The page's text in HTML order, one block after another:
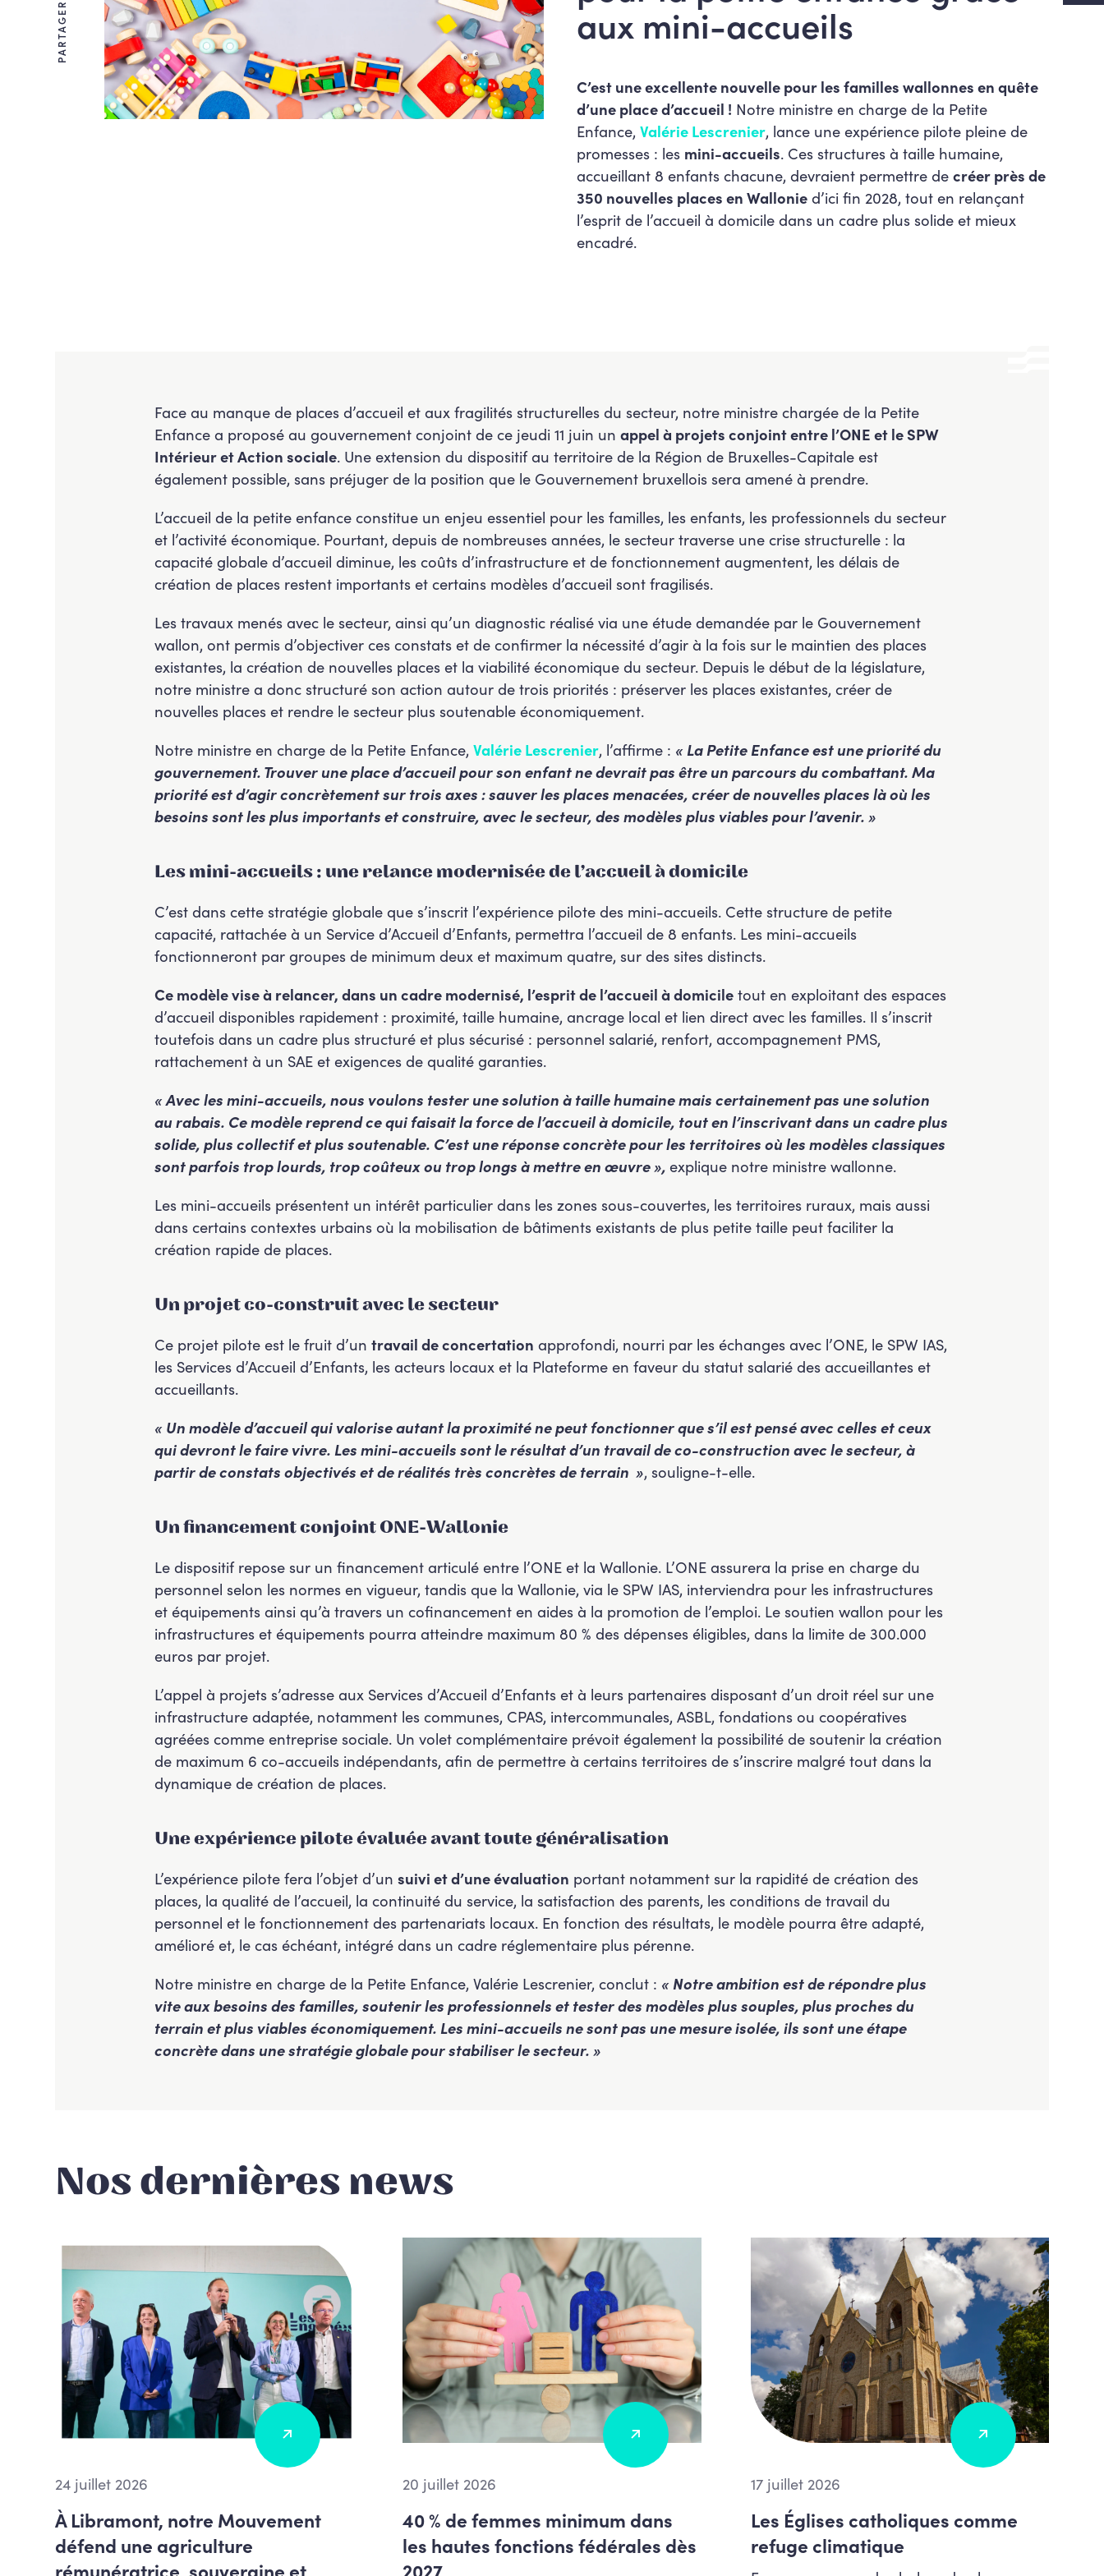
PARTAGER aux mini-accueils
C’est une excellente nouvelle pour les familles wallonnes en quête
d’une place d’accueil ! Notre ministre en charge de la Petite
Enfance, Valérie Lescrenier, lance une expérience pilote pleine de
promesses : les mini-accueils. Ces structures à taille humaine,
accueillant 8 enfants chacune, devraient permettre decréer près de
350 nouvelles places en Wallonied’ici fin 2028, tout en relançant
l’esprit de l’accueil à domicile dans un cadre plus solide et mieux
encadré.
Face au manque de places d’accueil et aux fragilités structurelles du secteur, notre ministre chargée de la Petite
Enfance a proposé au gouvernement conjoint de ce jeudi 11 juin un appel à projets conjoint entre l’ONE et le SPW
Intérieur et Action sociale. Une extension du dispositif au territoire de la Région de Bruxelles-Capitale est
également possible, sans préjuger de la position que le Gouvernement bruxellois sera amené à prendre.
L’accueil de la petite enfance constitue un enjeu essentiel pour les familles, les enfants, les professionnels du secteur
et l’activité économique. Pourtant, depuis de nombreuses années, le secteur traverse une crise structurelle : la
capacité globale d’accueil diminue, les coûts d’infrastructure et de fonctionnement augmentent, les délais de
création de places restent importants et certains modèles d’accueil sont fragilisés.
Les travaux menés avec le secteur, ainsi qu’un diagnostic réalisé via une étude demandée par le Gouvernement
wallon, ont permis d’objectiver ces constats et de confirmer la nécessité d’agir à la fois sur le maintien des places
existantes, la création de nouvelles places et la viabilité économique du secteur. Depuis le début de la législature,
notre ministre a donc structuré son action autour de trois priorités : préserver les places existantes, créer de
nouvelles places et rendre le secteur plus soutenable économiquement.
Notre ministre en charge de la Petite Enfance, Valérie Lescrenier, l’affirme : « La Petite Enfance est une priorité du
gouvernement. Trouver une place d’accueil pour son enfant ne devrait pas être un parcours du combattant. Ma
priorité est d’agir concrètement sur trois axes : sauver les places menacées, créer de nouvelles places là où les
besoins sont les plus importants et construire, avec le secteur, des modèles plus viables pour l’avenir. »
Les mini-accueils : une relance modernisée de l’accueil à domicile
C’est dans cette stratégie globale que s’inscrit l’expérience pilote des mini-accueils. Cette structure de petite
capacité, rattachée à un Service d’Accueil d’Enfants, permettra l’accueil de 8 enfants. Les mini-accueils
fonctionneront par groupes de minimum deux et maximum quatre, sur des sites distincts.
Ce modèle vise à relancer, dans un cadre modernisé, l’esprit de l’accueil à domiciletout en exploitant des espaces
d’accueil disponibles rapidement : proximité, taille humaine, ancrage local et lien direct avec les familles. Il s’inscrit
toutefois dans un cadre plus structuré et plus sécurisé : personnel salarié, renfort, accompagnement PMS,
rattachement à un SAE et exigences de qualité garanties.
« Avec les mini-accueils, nous voulons tester une solution à taille humaine mais certainement pas une solution
au rabais. Ce modèle reprend ce qui faisait la force de l’accueil à domicile, tout en l’inscrivant dans un cadre plus
solide, plus collectif et plus soutenable. C’est une réponse concrète pour les territoires où les modèles classiques
sont parfois trop lourds, trop coûteux ou trop longs à mettre en œuvre »,explique notre ministre wallonne.
Les mini-accueils présentent un intérêt particulier dans les zones sous-couvertes, les territoires ruraux, mais aussi
dans certains contextes urbains où la mobilisation de bâtiments existants de plus petite taille peut faciliter la
création rapide de places.
Un projet co-construit avec le secteur
Ce projet pilote est le fruit d’un travail de concertation approfondi, nourri par les échanges avec l’ONE, le SPW IAS,
les Services d’Accueil d’Enfants, les acteurs locaux et la Plateforme en faveur du statut salarié des accueillantes et
accueillants.
« Un modèle d’accueil qui valorise autant la proximité ne peut fonctionner que s’il est pensé avec celles et ceux
qui devront le faire vivre. Les mini-accueils sont le résultat d’un travail de co-construction avec le secteur, à
partir de constats objectivés et de réalités très concrètes de terrain », souligne-t-elle.
Un financement conjoint ONE-Wallonie
Le dispositif repose sur un financement articulé entre l’ONE et la Wallonie. L’ONE assurera la prise en charge du
personnel selon les normes en vigueur, tandis que la Wallonie, via le SPW IAS, interviendra pour les infrastructures
et équipements ainsi qu’à travers un cofinancement en aides à la promotion de l’emploi. Le soutien wallon pour les
infrastructures et équipements pourra atteindre maximum 80 % des dépenses éligibles, dans la limite de 300.000
euros par projet.
L’appel à projets s’adresse aux Services d’Accueil d’Enfants et à leurs partenaires disposant d’un droit réel sur une
infrastructure adaptée, notamment les communes, CPAS, intercommunales, ASBL, fondations ou coopératives
agréées comme entreprise sociale. Un volet complémentaire prévoit également la possibilité de soutenir la création
de maximum 6 co-accueils indépendants, afin de permettre à certains territoires de s’inscrire malgré tout dans la
dynamique de création de places.
Une expérience pilote évaluée avant toute généralisation
L’expérience pilote fera l’objet d’un suivi et d’une évaluation portant notamment sur la rapidité de création des
places, la qualité de l’accueil, la continuité du service, la satisfaction des parents, les conditions de travail du
personnel et le fonctionnement des partenariats locaux. En fonction des résultats, le modèle pourra être adapté,
amélioré et, le cas échéant, intégré dans un cadre réglementaire plus pérenne.
Notre ministre en charge de la Petite Enfance, Valérie Lescrenier, conclut : « Notre ambition est de répondre plus
vite aux besoins des familles, soutenir les professionnels et tester des modèles plus souples, plus proches du
terrain et plus viables économiquement. Les mini-accueils ne sont pas une mesure isolée, ils sont une étape
concrète dans une stratégie globale pour stabiliser le secteur. »
Nos dernières news
24 juillet 2026
À Libramont, notre Mouvement
défend une agriculture
rémunératrice, souveraine et
20 juillet 2026
40 % de femmes minimum dans
les hautes fonctions fédérales dès
2027
17 juillet 2026
Les Églises catholiques comme
refuge climatique